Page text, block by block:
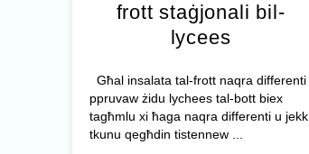
frott staġjonali bil-
lycees
Għal insalata tal-frott naqra differenti
ppruvaw żidu lychees tal-bott biex
tagħmlu xi ħaga naqra differenti u jekk
tkunu qegħdin tistennew ...